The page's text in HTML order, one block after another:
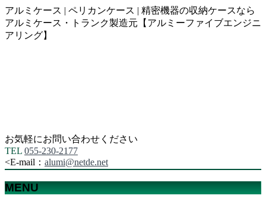
アルミケース | ペリカンケース | 精密機器の収納ケースなら
アルミケース・トランク製造元【アルミーファイブエンジニ
アリング】
お気軽にお問い合わせください
TEL 055-230-2177
<E-mail： alumi@netde.net
MENU